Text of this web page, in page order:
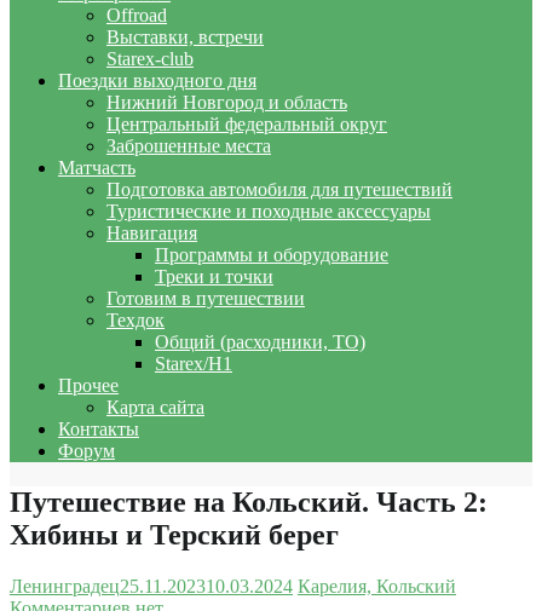
Offroad
Выставки, встречи
Starex-club
Поездки выходного дня
Нижний Новгород и область
Центральный федеральный округ
Заброшенные места
Матчасть
Подготовка автомобиля для путешествий
Туристические и походные аксессуары
Навигация
Программы и оборудование
Треки и точки
Готовим в путешествии
Техдок
Общий (расходники, ТО)
Starex/H1
Прочее
Карта сайта
Контакты
Форум
Путешествие на Кольский. Часть 2:
Хибины и Терский берег
Ленинградец25.11.202310.03.2024 Карелия, Кольский